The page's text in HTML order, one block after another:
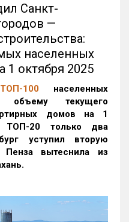
Санкт-
—
населенных
1 октября 2025
ТОП-100 населенных
текущего
домов на 1
ТОП-20 только два
уступил вторую
Пенза вытеснила из